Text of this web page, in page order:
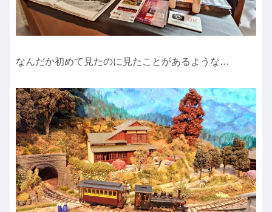
なんだか初めて見たのに見たことがあるような…